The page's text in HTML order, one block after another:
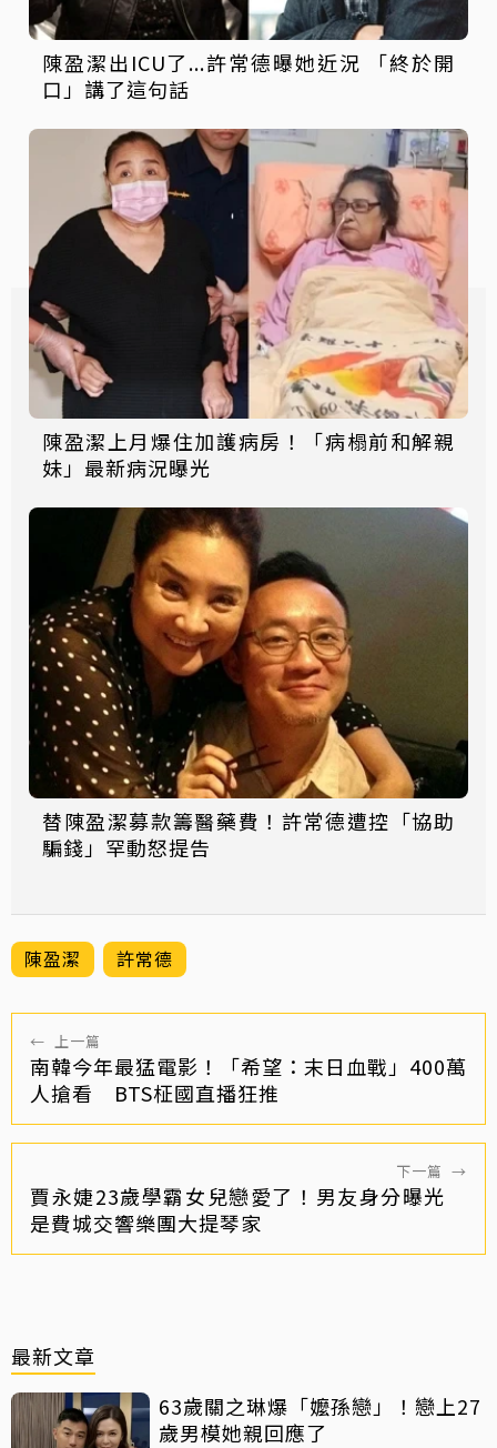
陳盈潔出ICU了...許常德曝她近況 「終於開
口」講了這句話
陳盈潔上月爆住加護病房！「病榻前和解親
妹」最新病況曝光
替陳盈潔募款籌醫藥費！許常德遭控「協助
騙錢」罕動怒提告
陳盈潔 許常德
← 上一篇
南韓今年最猛電影！「希望：末日血戰」400萬
人搶看 BTS柾國直播狂推
下一篇 →
賈永婕23歲學霸女兒戀愛了！男友身分曝光
是費城交響樂團大提琴家
最新文章
63歲關之琳爆「嬤孫戀」！戀上27
歲男模她親回應了